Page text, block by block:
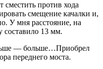
против хода
смещение качалки и,
У мня расстояние, на
составило 13 мм.
— больше…Приобрел
переднего моста.